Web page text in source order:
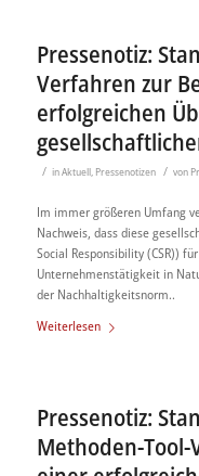
Pressenotiz:
Verfahren zur
erfolgreichen
/ inAktuell, Pressenotizen / von
Im immer größeren Umfang
Nachweis, dass diese
Social Responsibility (CSR))
Unternehmenstätigkeit in
der Nachhaltigkeitsnorm..
Weiterlesen
Pressenotiz:
Methoden-